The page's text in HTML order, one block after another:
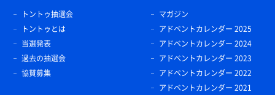
トントゥ抽選会
トントゥとは
当選発表
過去の抽選会
協賛募集
マガジン
アドベントカレンダー 2025
アドベントカレンダー 2024
アドベントカレンダー 2023
アドベントカレンダー 2022
アドベントカレンダー 2021